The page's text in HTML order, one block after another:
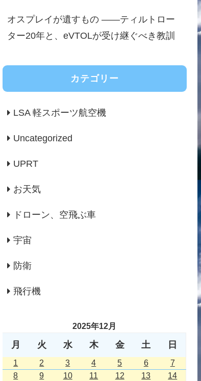
オスプレイが遺すもの ——ティルトロー
ター20年と、eVTOLが受け継ぐべき教訓
カテゴリー
LSA 軽スポーツ航空機
Uncategorized
UPRT
お天気
ドローン、空飛ぶ車
宇宙
防衛
飛行機
2025年12月
月 火 水 木 金 土 日
1 2 3 4 5 6
7
8
9 10 11 12 13
14